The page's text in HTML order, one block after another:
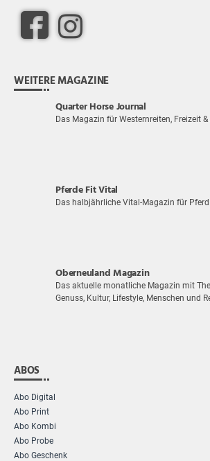
WEITERE MAGAZINE
Quarter Horse Journal
Das Magazin für Westernreiten, Freizeit
Pferde Fit Vital
Das halbjährliche Vital-Magazin für
Oberneuland Magazin
Das aktuelle monatliche Magazin mit
Genuss, Kultur, Lifestyle, Menschen und
ABOS
Abo Digital
Abo Print
Abo Kombi
Abo Probe
Abo Geschenk